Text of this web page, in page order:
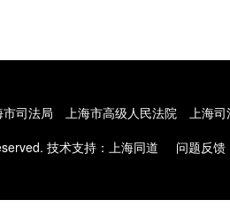
市司法局 上海市高级人民法院
上海
技术支持： 上海同道 问题反馈